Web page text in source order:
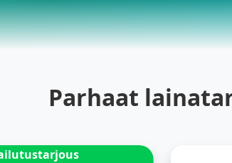
Parhaat